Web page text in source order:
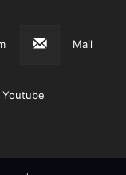
Mail
Youtube